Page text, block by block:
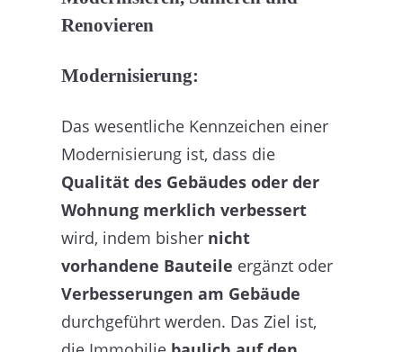
Renovieren
Modernisierung:
Das wesentliche Kennzeichen einer
Modernisierung ist, dass die
Qualität des Gebäudes oder der
Wohnung merklich verbessert
wird, indem bisher nicht
vorhandene Bauteile ergänzt oder
Verbesserungen am Gebäude
durchgeführt werden. Das Ziel ist,